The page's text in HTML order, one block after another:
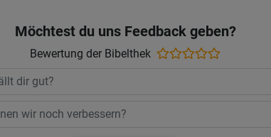
Möchtest du uns Feedback geben?
Bewertung der Bibelthek